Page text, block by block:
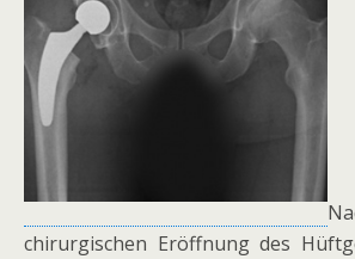
chirurgischen Eröffnung des